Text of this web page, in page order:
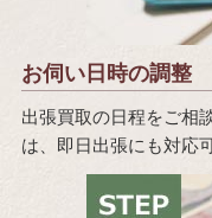
お伺い日時の調整
出張買取の日程をご相
は、即日出張にも対応